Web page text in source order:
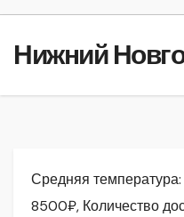
Нижний
Средняя температура:
8500₽, Количество